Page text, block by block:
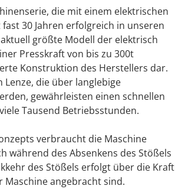
die mit einem elektrischen
30 Jahren erfolgreich in unseren
größte Modell der elektrisch
Presskraft von bis zu 300t
Konstruktion des Herstellers dar.
die über langlebige
gewährleisten einen schnellen
Tausend Betriebsstunden.
verbraucht die Maschine
während des Absenkens des Stößels
des Stößels erfolgt über die Kraft
Maschine angebracht sind.